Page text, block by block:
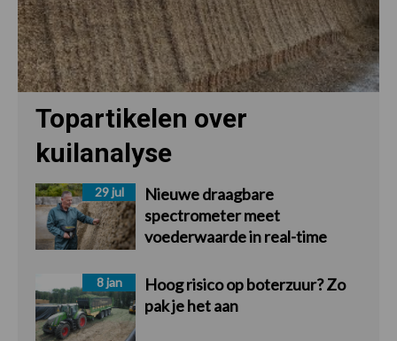
Topartikelen over
kuilanalyse
29 jul
Nieuwe draagbare
spectrometer meet
voederwaarde in real-time
8 jan
Hoog risico op boterzuur? Zo
pak je het aan